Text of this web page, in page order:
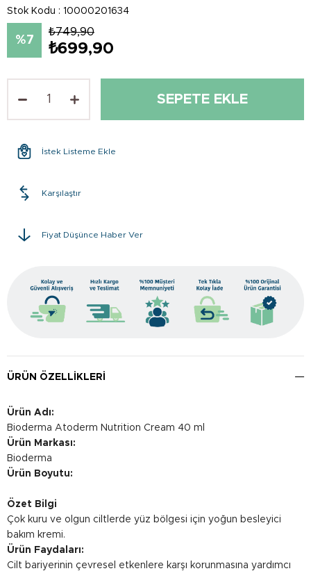
Stok Kodu
10000201634
7
₺749,90
₺699,90
İstek Listeme Ekle
Karşılaştır
Fiyat Düşünce Haber Ver
ÜRÜN ÖZELLIKLERI
Ürün Adı:
Bioderma Atoderm Nutrition Cream 40 ml
Ürün Markası:
Bioderma
Ürün Boyutu:
Özet Bilgi
Çok kuru ve olgun ciltlerde yüz bölgesi için yoğun besleyici
bakım kremi.
Ürün Faydaları:
Cilt bariyerinin çevresel etkenlere karşı korunmasına yardımcı